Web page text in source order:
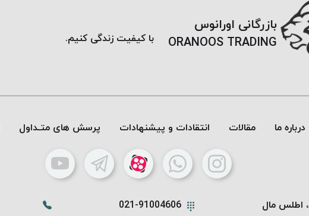
بازرگانی اورانوس
ORANOOS TRADING
با کیفیت زندگی کنیم.
درباره ما مقالات انتقادات و پیشنهادات پرسش های متـداول
اطلس مال 021-91004606